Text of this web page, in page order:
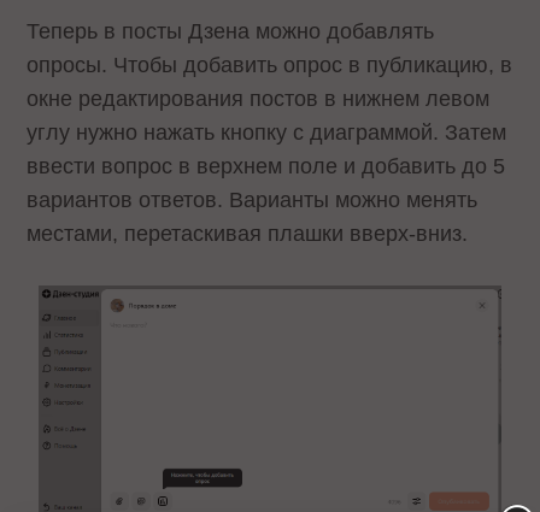
Теперь в посты Дзена можно добавлять
опросы. Чтобы добавить опрос в публикацию, в
окне редактирования постов в нижнем левом
углу нужно нажать кнопку с диаграммой. Затем
ввести вопрос в верхнем поле и добавить до 5
вариантов ответов. Варианты можно менять
местами, перетаскивая плашки вверх-вниз.